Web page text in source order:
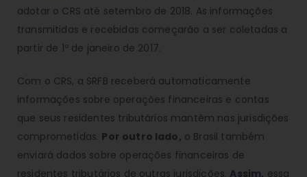
adotar o CRS até setembro de 2018. As informações
transmitidas e recebidas começarão a ser coletadas a
partir de 1º de janeiro de 2017.
Com o CRS, a SRFB receberá automaticamente
informações sobre operações financeiras e contas
que seus residentes tributários mantêm nas jurisdições
comprometidas. Por outro lado, o Brasil também
enviará dados sobre operações financeiras de
residentes tributários de outras jurisdições. Assim, essa